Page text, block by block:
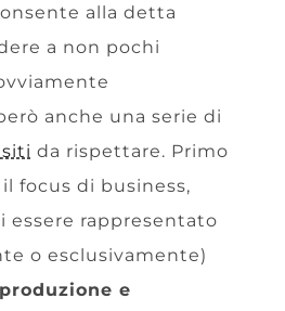
alla detta
a non pochi
anche una serie di
da rispettare. Primo
focus di business,
rappresentato
o esclusivamente)
e